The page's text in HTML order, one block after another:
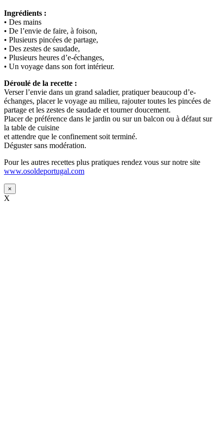
Ingrédients :
• Des mains
• De l’envie de faire, à foison,
• Plusieurs pincées de partage,
• Des zestes de saudade,
• Plusieurs heures d’e-échanges,
• Un voyage dans son fort intérieur.
Déroulé de la recette :
Verser l’envie dans un grand saladier, pratiquer beaucoup d’e-
échanges, placer le voyage au milieu, rajouter toutes les pincées de
partage et les zestes de saudade et tourner doucement.
Placer de préférence dans le jardin ou sur un balcon ou à défaut sur
la table de cuisine
et attendre que le confinement soit terminé.
Déguster sans modération.
Pour les autres recettes plus pratiques rendez vous sur notre site
www.osoldeportugal.com
×
X